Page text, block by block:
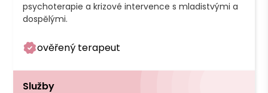
psychoterapie a krizové intervence s mladistvými a
dospělými.
ověřený terapeut
Služby